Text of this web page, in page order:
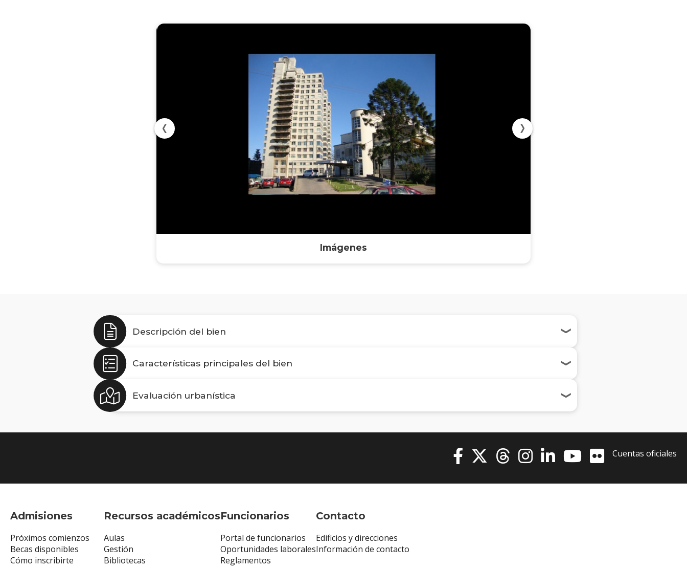
Imágenes
Descripción del bien
Características principales del bien
Evaluación urbanística
Admisiones
Próximos comienzos
Becas disponibles
Cómo inscribirte
Recursos académicos
Aulas
Gestión
Bibliotecas
Funcionarios
Portal de funcionarios
Oportunidades laborales
Reglamentos
Contacto
Edificios y direcciones
Información de contacto
Cuentas oficiales